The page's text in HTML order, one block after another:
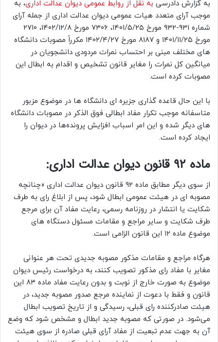
به گزارش دادرسی به نقل از روابط عمومی دیوان عدالت اداری، به
موجب آرای متعدد هیات عمومی دیوان عدالت اداری از جمله آرای
شماره ۹۳۱-۹۳۲ مورخ ۱۴۰۱/۵/۲۵، ۷۳۰۶ مورخ ۱۴۰۲/۱۲/۸، ۲۷۱۰
مورخ ۱۴۰۱/۱۱/۲۵ و ۸۱۸۷ مورخ ۱۴۰۲/۴/۲۷ مکرراً مصوبات دانشگاه
های مختلف مبنی بر احتساب نمرات مردودی دانشجویان در
میانگین کل نمرات را مغایر قانون تشخیص و اقدام به ابطال این
مصوبات کرده است.
با این حال قاعده گذاری جزیره ای دانشگاه ها در موضوع مزبور
متاسفانه موجب تکرار مفاد ابطالی فوق الذکر در مصوبات دانشگاه
های دیگر شده و این امر اسباب افزایش پرونده‌ها در دیوان را
ایجاد کرده است.
ماده ۹۲ قانون دیوان عدالت اداری:
از سوی دیگر مطابق ماده ۹۲ قانون دیوان عدالت اداری «چنانچه
مصوبه ای در هیئت عمومی ابطال شود، پس از ابلاغ رای به طرف
شکایت یا انتشار در روزنامه رسمی، رعایت مفاد آن برای مرجع
طرف شکایت و سایر مراجع و مقامات مسئول دستگاه های
موضوع ماده ۱۲ این قانون الزامی است.
هرگاه مراجع و مقامات مذکور مصوبه جدیدی تحت هر عنوانی
مغایر با مفاد رای مذکور تصویب کنند، به درخواست رئیس دیوان
موضوع به صورت خارج از نوبت و بدون رعایت مفاد ماده ۸۳ این
قانون و فقط با دعوت از نماینده مرجع صدور مصوبه جدید، در
هیئت صادرکننده رای قبلی، رسیدگی و از تاریخ تصویب ابطال
می‌شود. در صورتی که مصوبه جدید ابطال و مشخص شود که وضع
آن به جهت عدم تبعیت از مفاد آرای قبلی صادره از سوی هیئت